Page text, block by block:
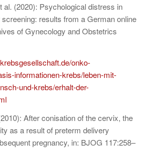
(2020): Psychological distress in
results from a German online
of Gynecology and Obstetrics
onko-
informationen-krebs/leben-mit-
und-krebs/erhalt-der-
After conisation of the cervix, the
as a result of preterm delivery
pregnancy, in: BJOG 117:258–